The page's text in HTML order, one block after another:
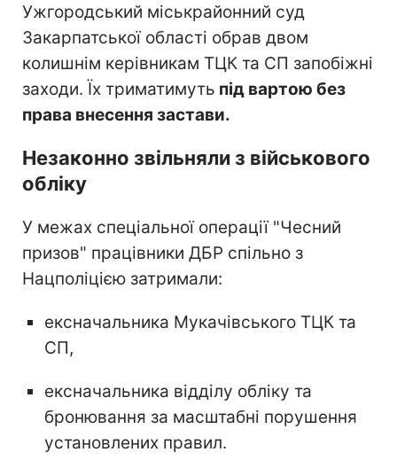
Ужгородський міськрайонний суд
Закарпатської області обрав двом
колишнім керівникам ТЦК та СП запобіжні
заходи. Їх триматимуть під вартою без
права внесення застави.
Незаконно звільняли з військового
обліку
У межах спеціальної операції "Чесний
призов" працівники ДБР спільно з
Нацполіцією затримали:
ексначальника Мукачівського ТЦК та
СП,
ексначальника відділу обліку та
бронювання за масштабні порушення
установлених правил.